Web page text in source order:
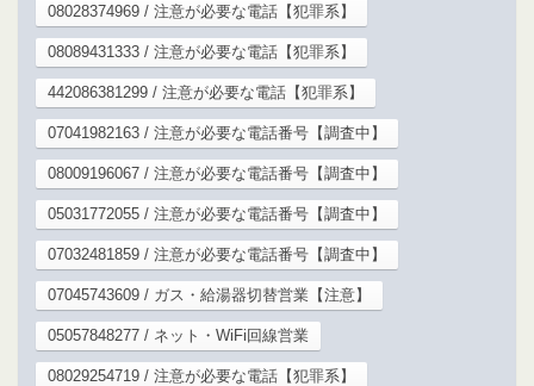
08028374969 / 注意が必要な電話【犯罪系】
08089431333 / 注意が必要な電話【犯罪系】
442086381299 / 注意が必要な電話【犯罪系】
07041982163 / 注意が必要な電話番号【調査中】
08009196067 / 注意が必要な電話番号【調査中】
05031772055 / 注意が必要な電話番号【調査中】
07032481859 / 注意が必要な電話番号【調査中】
07045743609 / ガス・給湯器切替営業【注意】
05057848277 / ネット・WiFi回線営業
08029254719 / 注意が必要な電話【犯罪系】